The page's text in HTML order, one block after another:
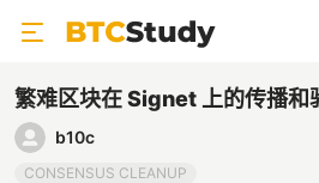
繁难区块在 Signet 上的传播和
b10c
CONSENSUS CLEANUP